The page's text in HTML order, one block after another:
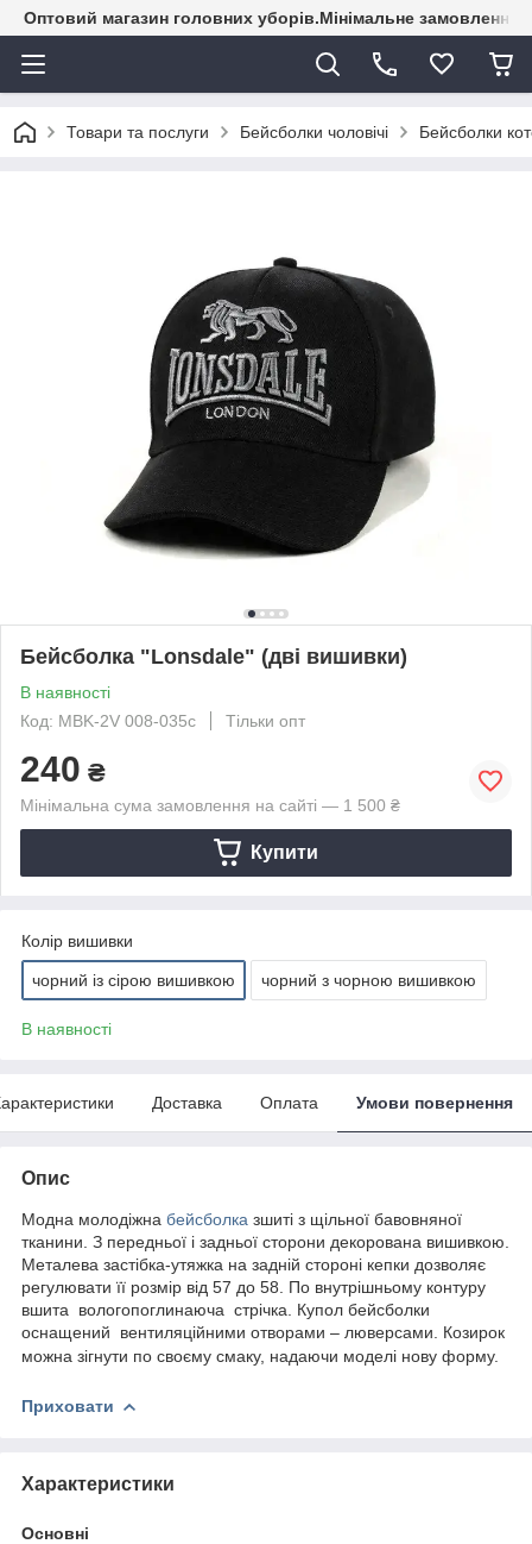
Оптовий магазин головних уборів.Мінімальне замовлення
Товари та послуги Бейсболки чоловічі Бейсболки
Бейсболка "Lonsdale" (дві вишивки)
В наявності
Код: MBK-2V 008-035с
Тільки опт
240 ₴
Мінімальна сума замовлення на сайті — 1 500 ₴
Купити
Колір вишивки
чорний із сірою вишивкою чорний з чорною вишивкою
В наявності
Доставка Оплата Умови повернення
Опис
Модна молодіжна бейсболка зшиті з щільної бавовняної
тканини. З передньої і задньої сторони декорована вишивкою.
Металева застібка-утяжка на задній стороні кепки дозволяє
регулювати її розмір від 57 до 58. По внутрішньому контуру
вшита
вологопоглинаюча стрічка. Купол бейсболки
оснащений
вентиляційними отворами – люверсами. Козирок
можна зігнути по своєму смаку, надаючи моделі нову форму.
Приховати
Характеристики
Основні